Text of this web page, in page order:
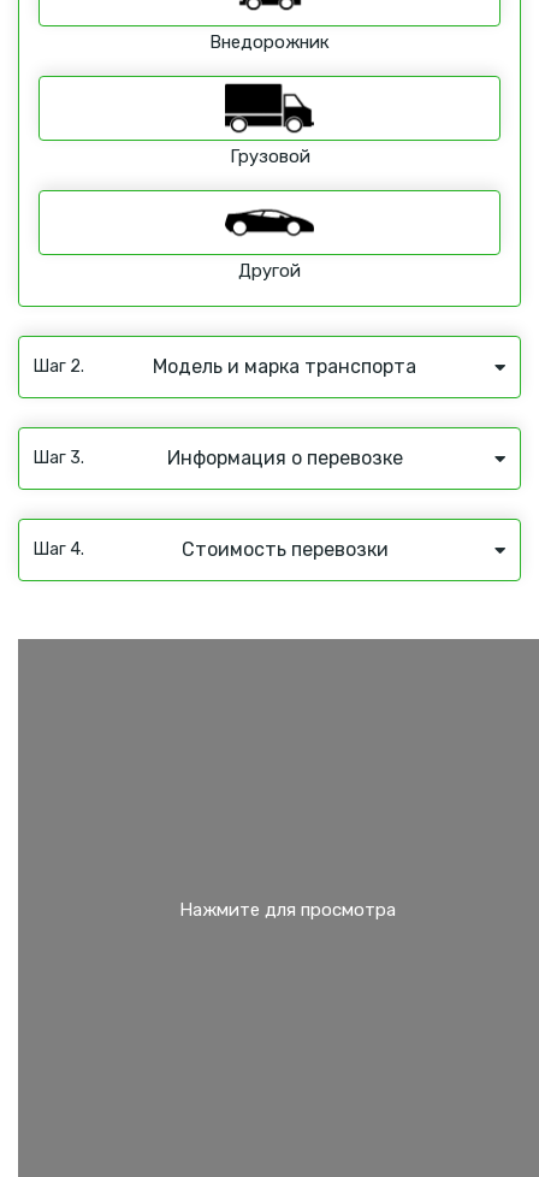
Внедорожник
Грузовой
Другой
Шаг 2. Модель и марка транспорта
Шаг 3. Информация о перевозке
Шаг 4. Стоимость перевозки